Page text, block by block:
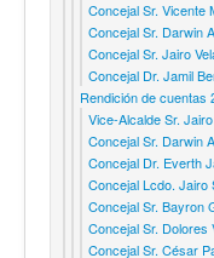
Concejal Sr. Vicente
Concejal Sr. Darwin
Concejal Sr. Jairo
Concejal Dr. Jamil
Rendición de cuentas
Vice-Alcalde Sr.
Concejal Sr. Darwin
Concejal Dr. Everth
Concejal Lcdo. Jairo
Concejal Sr. Bayron
Concejal Sr.
Concejal Sr. César